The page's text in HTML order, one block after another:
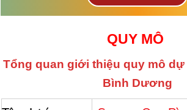
QUY MÔ
Tổng quan giới thiệu quy mô dự
Bình Dương